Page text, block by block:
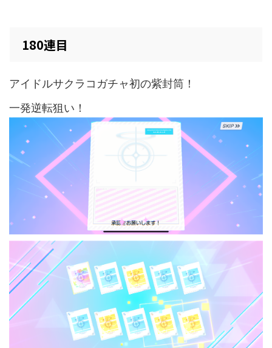
180連目
アイドルサクラコガチャ初の紫封筒！
一発逆転狙い！